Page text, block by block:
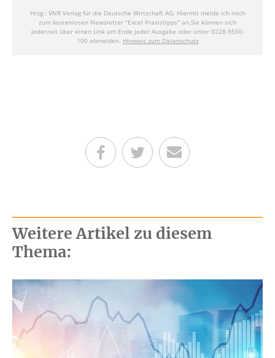
Teilen auf Facebook
Teilen auf Twitter
Per E-Mail senden
Weitere Artikel zu diesem
Thema: